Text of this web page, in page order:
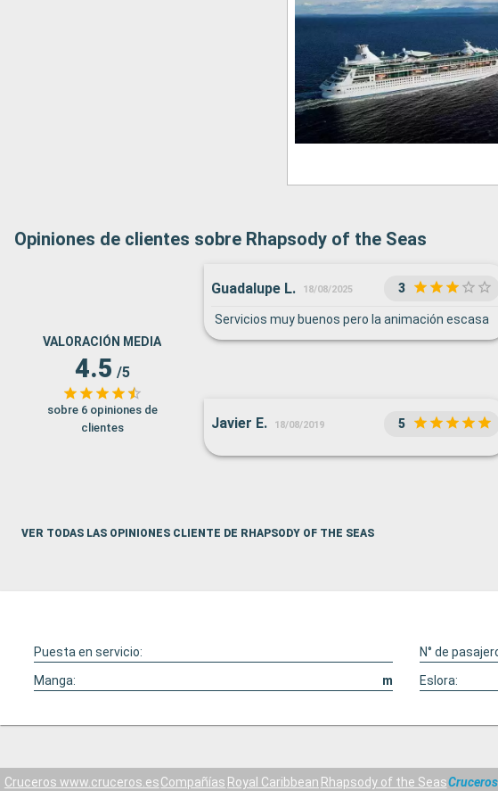
Opiniones de clientes sobre Rhapsody of the Seas
VALORACIÓN MEDIA
4.5 /5
sobre 6 opiniones de
clientes
Guadalupe L. 18/08/2025 3
Servicios muy buenos pero la animación escasa
Javier E. 18/08/2019 5
VER TODAS LAS OPINIONES CLIENTE DE RHAPSODY OF THE SEAS
Puesta en servicio: N° de
Manga:
m Eslora:
Cruceros www.cruceros.esCompañías Royal Caribbean Rhapsody of the Seas